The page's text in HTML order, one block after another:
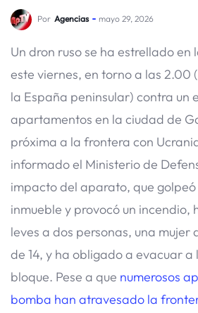
Por Agencias mayo 29, 2026
Un dron ruso se ha estrellado
este viernes, en torno a las 2.00
la España peninsular) contra un
apartamentos en la ciudad de
próxima a la frontera con
informado el Ministerio de
impacto del aparato, que
inmueble y provocó un incendio,
leves a dos personas, una mujer
de 14, y ha obligado a evacuar a
bloque. Pese a que numerosos
bomba han atravesado la